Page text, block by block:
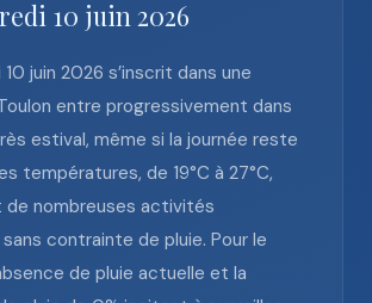
10 juin 2026
juin 2026 s’inscrit dans une
entre progressivement dans
estival, même si la journée reste
températures, de 19°C à 27°C,
nombreuses activités
contrainte de pluie. Pour le
de pluie actuelle et la